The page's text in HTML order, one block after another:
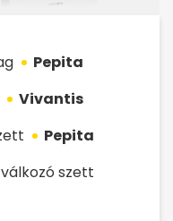
Pepita
Vivantis
Pepita
szett